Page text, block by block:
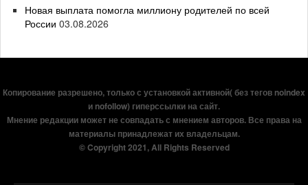
Новая выплата помогла миллиону родителей по всей
России 03.08.2026
Копирование разрешено, только с установкой активной( без тегов noindex
и nofollow) гиперссылки на сайт.
Мнение редакции может не совпадать с мнением авторов. Все права на
материалы принадлежат их владельцам.
© Copyright 2021, All Rights Reserved